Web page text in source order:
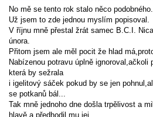
No mě se tento rok stalo něco podobného.
Už jsem to zde jednou myslím popisoval.
V říjnu mně přestal žrát samec B.C.I.
února.
Přitom jsem ale měl pocit že hlad
Nabízenou potravu úplně ignoroval,ačkoli
která by sežrala
i igelitový sáček pokud by se jen
se potkanů bál...
Tak mně jednoho dne došla trpělivost a
hlavě a předhodil mu jej.